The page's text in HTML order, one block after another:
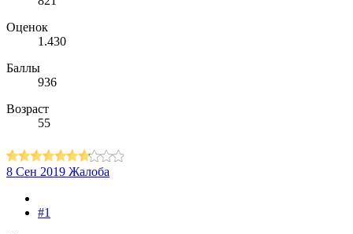
Оценок
1.430
Баллы
936
Возраст
55
8 Сен 2019 Жалоба
#1